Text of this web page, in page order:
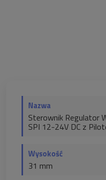
Nazwa
Sterownik Regulator
SPI 12-24V DC z
Wysokość
31 mm